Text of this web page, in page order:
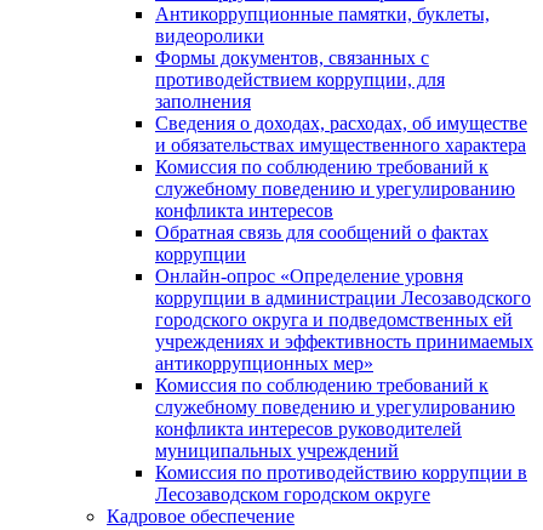
Антикоррупционные памятки, буклеты,
видеоролики
Формы документов, связанных с
противодействием коррупции, для
заполнения
Сведения о доходах, расходах, об имуществе
и обязательствах имущественного характера
Комиссия по соблюдению требований к
служебному поведению и урегулированию
конфликта интересов
Обратная связь для сообщений о фактах
коррупции
Онлайн-опрос «Определение уровня
коррупции в администрации Лесозаводского
городского округа и подведомственных ей
учреждениях и эффективность принимаемых
антикоррупционных мер»
Комиссия по соблюдению требований к
служебному поведению и урегулированию
конфликта интересов руководителей
муниципальных учреждений
Комиссия по противодействию коррупции в
Лесозаводском городском округе
Кадровое обеспечение